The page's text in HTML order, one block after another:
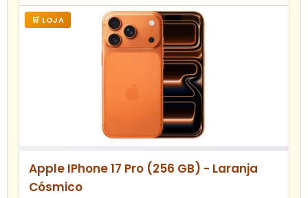
🛒 LOJA
Apple IPhone 17 Pro (256 GB) - Laranja
Cósmico